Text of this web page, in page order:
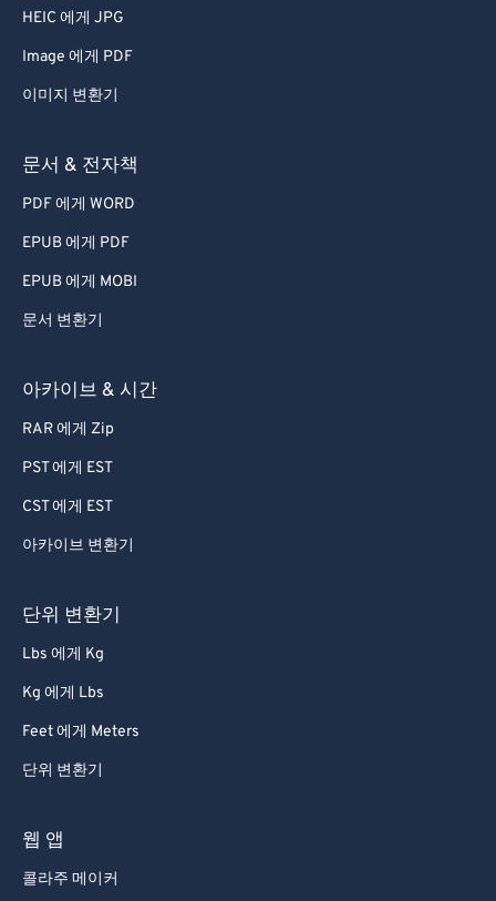
HEIC 에게 JPG
Image 에게 PDF
이미지 변환기
문서 & 전자책
PDF 에게 WORD
EPUB 에게 PDF
EPUB 에게 MOBI
문서 변환기
아카이브 & 시간
RAR 에게 Zip
PST 에게 EST
CST 에게 EST
아카이브 변환기
단위 변환기
Lbs 에게 Kg
Kg 에게 Lbs
Feet 에게 Meters
단위 변환기
웹 앱
콜라주 메이커